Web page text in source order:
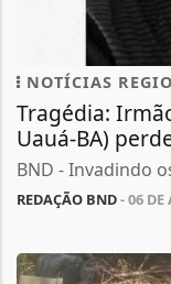
NOTÍCIAS
Tragédia:
Uauá-BA)
BND - Invadindo
REDAÇÃO BND- 06 DE